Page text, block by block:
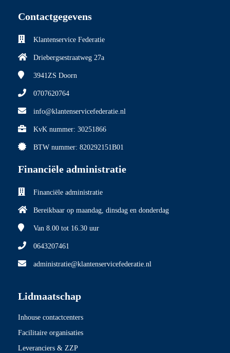
Contactgegevens
Klantenservice Federatie
Driebergsestraatweg 27a
3941ZS Doorn
0707620764
info@klantenservicefederatie.nl
KvK nummer: 30251866
BTW nummer: 820292151B01
Financiële administratie
Financiële administratie
Bereikbaar op maandag, dinsdag en donderdag
Van 8.00 tot 16.30 uur
0643207461
administratie@klantenservicefederatie.nl
Lidmaatschap
Inhouse contactcenters
Facilitaire organisaties
Leveranciers & ZZP